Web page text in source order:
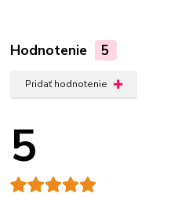
Hodnotenie 5
Pridať hodnotenie
5